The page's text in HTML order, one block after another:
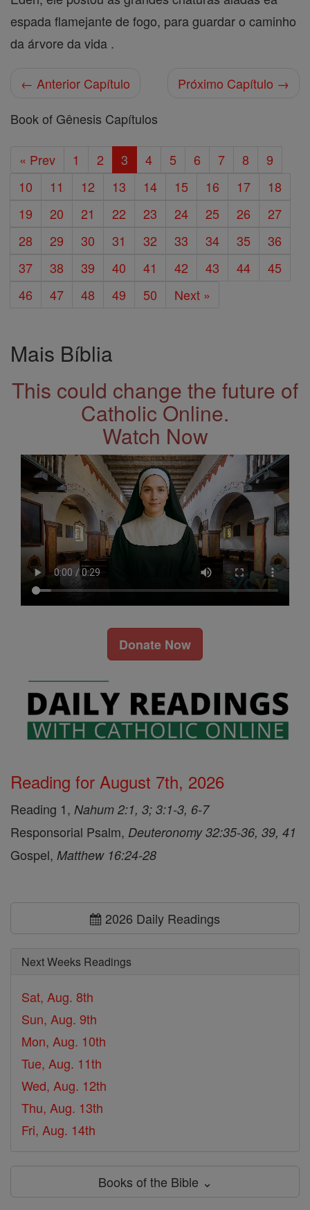
espada flamejante de fogo, para guardar o caminho
da árvore da vida .
← Anterior Capítulo
Próximo Capítulo →
Book of Gênesis Capítulos
« Prev 1 2 3 4 5 6 7 8
9
10
11 12 13 14 15 16 17
18
19
20 21 22 23 24 25 26
27
28
29 30 31 32 33 34 35
36
37
38 39 40 41 42 43 44
45
46
47 48 49 50 Next »
Mais Bíblia
This could change the future of
Catholic Online.
Watch Now
Donate Now
Reading for August 7th, 2026
Reading 1, Nahum 2:1, 3; 3:1-3, 6-7
Responsorial Psalm, Deuteronomy 32:35-36, 39, 41
Gospel, Matthew 16:24-28
2026 Daily Readings
Next Weeks Readings
Sat, Aug. 8th
Sun, Aug. 9th
Mon, Aug. 10th
Tue, Aug. 11th
Wed, Aug. 12th
Thu, Aug. 13th
Fri, Aug. 14th
Books of the Bible ⌄